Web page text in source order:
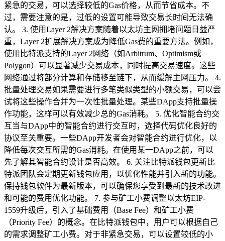
紧急的交易，可以选择较低的Gas价格，从而节省成本。不
过，需要注意的是，过低的设置可能导致交易长时间无法确
认。 3. 使用Layer 2解决方案随着以太坊主网拥堵问题日益严
重，Layer 2扩展解决方案成为降低Gas费的重要方法。例如，
使用比特派支持的Layer 2网络（如Arbitrum、Optimism或
Polygon）可以显著减少交易成本，同时提高交易速度。这些
网络通过将部分计算和存储移至链下，从而缓解主网压力。 4.
批量处理交易如果需要进行多笔类似类型的小额交易，可以尝
试将这些操作合并为一次性批量处理。某些DApp支持批量操
作功能，这样可以有效减少总的Gas消耗。 5. 优化智能合约交
互当与DApp中的智能合约进行交互时，选择代码优化良好的
协议至关重要。一些DApp开发者会对智能合约进行优化，以
降低每次交互所需的Gas消耗。在使用某一DApp之前，可以
先了解其智能合约设计是否高效。 6. 关注比特派钱包更新比
特派团队会定期更新钱包应用，以优化性能并引入新的功能。
保持钱包软件为最新版本，可以确保您享受到最新的技术改进
和可能的费用优化功能。 7. 参与矿工小费调整以太坊EIP-
1559升级后，引入了基础费用（Base Fee）和矿工小费
（Priority Fee）的概念。在比特派钱包中，用户可以根据自己
的需求调整矿工小费。对于非紧急交易，可以设置较低的小